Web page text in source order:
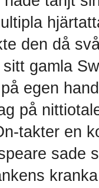
den då
gamla
egen
på
takter en
sade